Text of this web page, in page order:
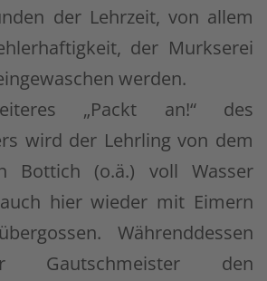
der Lehrzeit, von allem
der Murkserei
werden.
„Packt an!“ des
wird der Lehrling von dem
Bottich (o.ä.) voll Wasser
hier wieder mit Eimern
Währenddessen
Gautschmeister den